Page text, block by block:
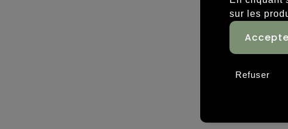
sur les
Refuser